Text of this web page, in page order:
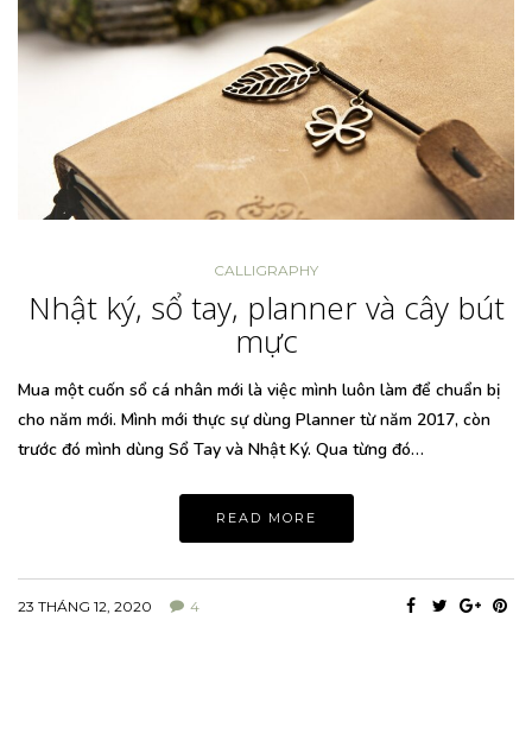
CALLIGRAPHY
Nhật ký, sổ tay, planner và cây bút
mực
Mua một cuốn sổ cá nhân mới là việc mình luôn làm để chuẩn bị
cho năm mới. Mình mới thực sự dùng Planner từ năm 2017, còn
trước đó mình dùng Sổ Tay và Nhật Ký. Qua từng đó…
READ MORE
23 THÁNG 12, 2020 4